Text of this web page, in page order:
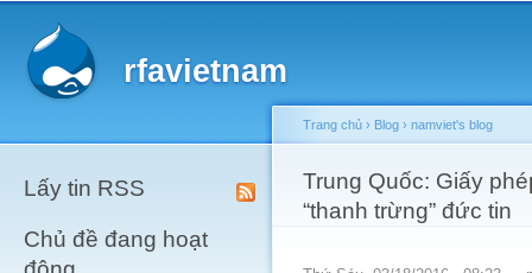
rfavietnam
Lấy tin RSS
Chủ đề đang hoạt
You are here
Trang chủ › Blog › namviet's blog
Trung Quốc: Giấy
“thanh trừng” đức tin